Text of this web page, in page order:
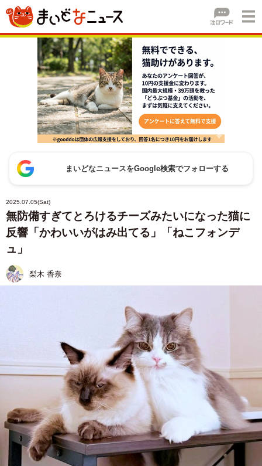
まいどなニュースをGoogle検索でフォローする
2025.07.05(Sat)
無防備すぎてとろけるチーズみたいになった猫に
反響「かわいいがはみ出てる」「ねこフォンデ
ュ」
梨木 香奈